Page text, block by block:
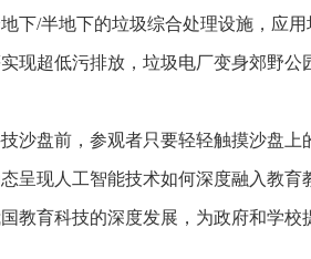
下/半地下的垃圾综合处理设施，应
现超低污排放，垃圾电厂变身郊野公
沙盘前，参观者只要轻轻触摸沙盘上
呈现人工智能技术如何深度融入教育
教育科技的深度发展，为政府和学校